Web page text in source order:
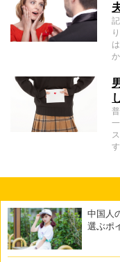
か
中国人
選ぶポ